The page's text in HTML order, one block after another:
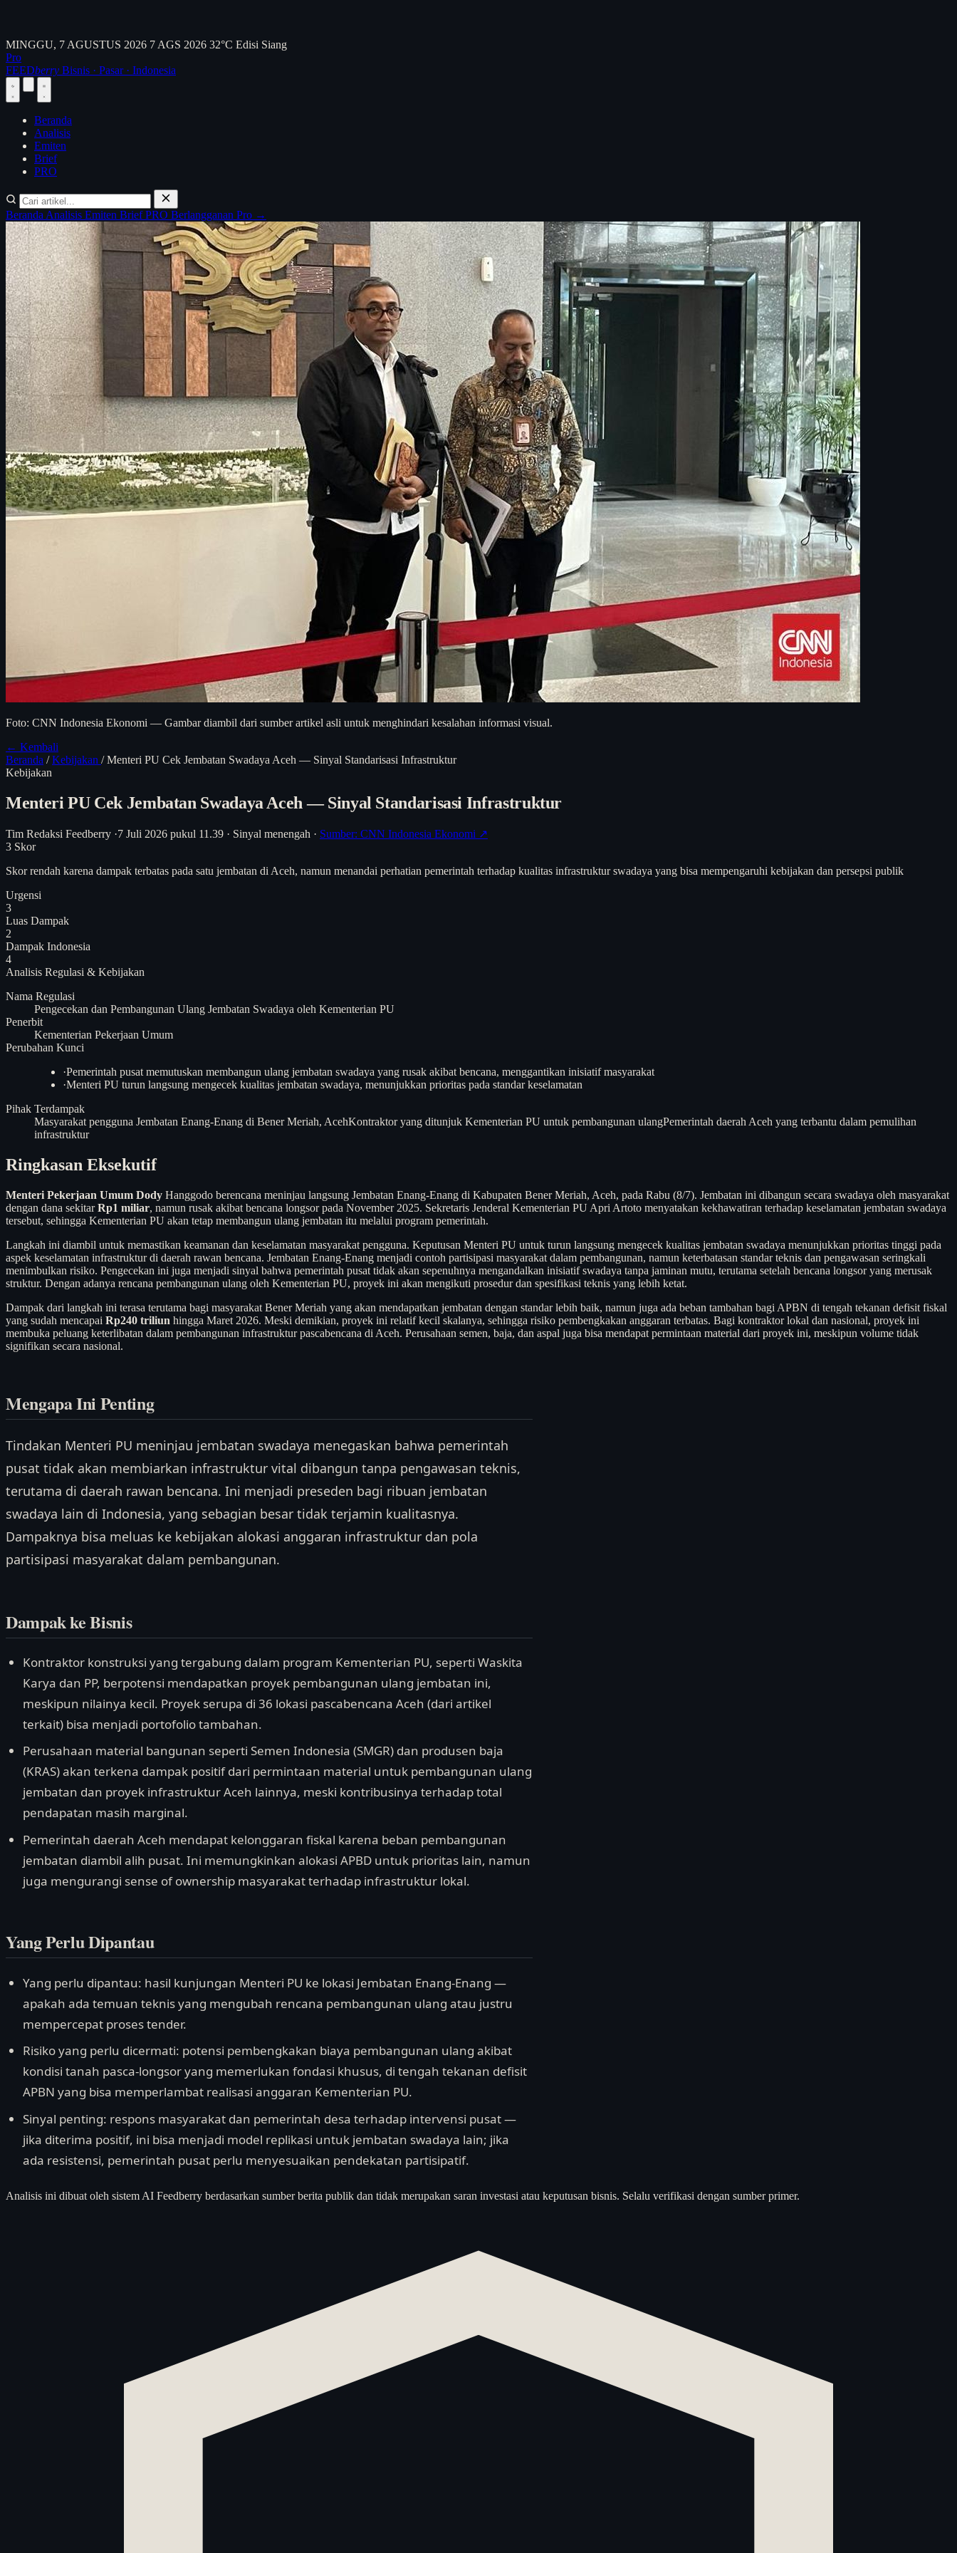
MINGGU, 7 AGUSTUS 2026 7 AGS 2026 32°C Edisi Siang
Pro
FEEDberry Bisnis · Pasar · Indonesia
Beranda
Analisis
Emiten
Brief
PRO
Beranda Analisis Emiten BriefPRO Berlangganan Pro →
Foto: CNN Indonesia Ekonomi — Gambar diambil dari sumber artikel asli untuk menghindari kesalahan informasi visual.
← Kembali
Beranda / Kebijakan / Menteri PU Cek Jembatan Swadaya Aceh — Sinyal Standarisasi Infrastruktur
Kebijakan
Menteri PU Cek Jembatan Swadaya Aceh — Sinyal Standarisasi Infrastruktur
Tim Redaksi Feedberry ·7 Juli 2026 pukul 11.39 · Sinyal menengah · Sumber: CNN Indonesia Ekonomi ↗
3 Skor
Skor rendah karena dampak terbatas pada satu jembatan di Aceh, namun menandai perhatian pemerintah terhadap kualitas infrastruktur swadaya yang bisa mempengaruhi kebijakan dan persepsi publik
Urgensi
3
Luas Dampak
2
Dampak Indonesia
4
Analisis Regulasi & Kebijakan
Nama Regulasi
Pengecekan dan Pembangunan Ulang Jembatan Swadaya oleh Kementerian PU
Penerbit
Kementerian Pekerjaan Umum
Perubahan Kunci
·Pemerintah pusat memutuskan membangun ulang jembatan swadaya yang rusak akibat bencana, menggantikan inisiatif masyarakat
·Menteri PU turun langsung mengecek kualitas jembatan swadaya, menunjukkan prioritas pada standar keselamatan
Pihak Terdampak
Masyarakat pengguna Jembatan Enang-Enang di Bener Meriah, AcehKontraktor yang ditunjuk Kementerian PU untuk pembangunan ulangPemerintah daerah Aceh yang terbantu dalam pemulihan
infrastruktur
Ringkasan Eksekutif
Menteri Pekerjaan Umum Dody Hanggodo berencana meninjau langsung Jembatan Enang-Enang di Kabupaten Bener Meriah, Aceh, pada Rabu (8/7). Jembatan ini dibangun secara swadaya oleh masyarakat
dengan dana sekitarRp1 miliar, namun rusak akibat bencana longsor pada November 2025. Sekretaris Jenderal Kementerian PU Apri Artoto menyatakan kekhawatiran terhadap keselamatan jembatan swadaya
tersebut, sehingga Kementerian PU akan tetap membangun ulang jembatan itu melalui program pemerintah.
Langkah ini diambil untuk memastikan keamanan dan keselamatan masyarakat pengguna. Keputusan Menteri PU untuk turun langsung mengecek kualitas jembatan swadaya menunjukkan prioritas tinggi pada
aspek keselamatan infrastruktur di daerah rawan bencana. Jembatan Enang-Enang menjadi contoh partisipasi masyarakat dalam pembangunan, namun keterbatasan standar teknis dan pengawasan seringkali
menimbulkan risiko. Pengecekan ini juga menjadi sinyal bahwa pemerintah pusat tidak akan sepenuhnya mengandalkan inisiatif swadaya tanpa jaminan mutu, terutama setelah bencana longsor yang merusak
struktur. Dengan adanya rencana pembangunan ulang oleh Kementerian PU, proyek ini akan mengikuti prosedur dan spesifikasi teknis yang lebih ketat.
Dampak dari langkah ini terasa terutama bagi masyarakat Bener Meriah yang akan mendapatkan jembatan dengan standar lebih baik, namun juga ada beban tambahan bagi APBN di tengah tekanan defisit fiskal
yang sudah mencapai Rp240 triliun hingga Maret 2026. Meski demikian, proyek ini relatif kecil skalanya, sehingga risiko pembengkakan anggaran terbatas. Bagi kontraktor lokal dan nasional, proyek ini
membuka peluang keterlibatan dalam pembangunan infrastruktur pascabencana di Aceh. Perusahaan semen, baja, dan aspal juga bisa mendapat permintaan material dari proyek ini, meskipun volume tidak
signifikan secara nasional.
Mengapa Ini Penting
Tindakan Menteri PU meninjau jembatan swadaya menegaskan bahwa pemerintah
pusat tidak akan membiarkan infrastruktur vital dibangun tanpa pengawasan teknis,
terutama di daerah rawan bencana. Ini menjadi preseden bagi ribuan jembatan
swadaya lain di Indonesia, yang sebagian besar tidak terjamin kualitasnya.
Dampaknya bisa meluas ke kebijakan alokasi anggaran infrastruktur dan pola
partisipasi masyarakat dalam pembangunan.
Dampak ke Bisnis
Kontraktor konstruksi yang tergabung dalam program Kementerian PU, seperti Waskita
Karya dan PP, berpotensi mendapatkan proyek pembangunan ulang jembatan ini,
meskipun nilainya kecil. Proyek serupa di 36 lokasi pascabencana Aceh (dari artikel
terkait) bisa menjadi portofolio tambahan.
Perusahaan material bangunan seperti Semen Indonesia (SMGR) dan produsen baja
(KRAS) akan terkena dampak positif dari permintaan material untuk pembangunan ulang
jembatan dan proyek infrastruktur Aceh lainnya, meski kontribusinya terhadap total
pendapatan masih marginal.
Pemerintah daerah Aceh mendapat kelonggaran fiskal karena beban pembangunan
jembatan diambil alih pusat. Ini memungkinkan alokasi APBD untuk prioritas lain, namun
juga mengurangi sense of ownership masyarakat terhadap infrastruktur lokal.
Yang Perlu Dipantau
Yang perlu dipantau: hasil kunjungan Menteri PU ke lokasi Jembatan Enang-Enang —
apakah ada temuan teknis yang mengubah rencana pembangunan ulang atau justru
mempercepat proses tender.
Risiko yang perlu dicermati: potensi pembengkakan biaya pembangunan ulang akibat
kondisi tanah pasca-longsor yang memerlukan fondasi khusus, di tengah tekanan defisit
APBN yang bisa memperlambat realisasi anggaran Kementerian PU.
Sinyal penting: respons masyarakat dan pemerintah desa terhadap intervensi pusat —
jika diterima positif, ini bisa menjadi model replikasi untuk jembatan swadaya lain; jika
ada resistensi, pemerintah pusat perlu menyesuaikan pendekatan partisipatif.
Analisis ini dibuat oleh sistem AI Feedberry berdasarkan sumber berita publik dan tidak merupakan saran investasi atau keputusan bisnis. Selalu verifikasi dengan sumber primer.